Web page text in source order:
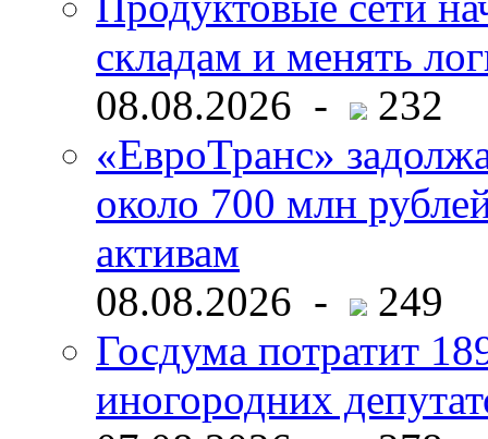
складам и менять
08.08.2026 -
232
«ЕвроТранс»
около 700 млн
активам
08.08.2026 -
249
Госдума потратит
иногородних